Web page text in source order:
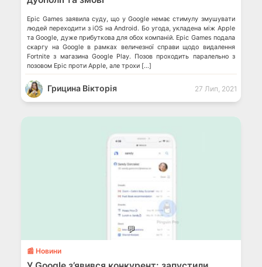
Epic Games заявила суду, що у Google немає стимулу змушувати
людей переходити з iOS на Android. Бо угода, укладена між Apple
та Google, дуже прибуткова для обох компаній. Epic Games подала
скаргу на Google в рамках величезної справи щодо видалення
Fortnite з магазина Google Play. Позов проходить паралельно з
позовом Epic проти Apple, але трохи […]
Грицина Вікторія 27 Лип, 2021
💬
📰 Новини